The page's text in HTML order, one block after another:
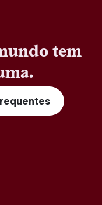
tem